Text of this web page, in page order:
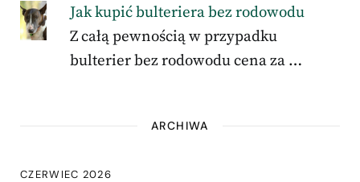
Jak kupić bulteriera bez rodowodu
Z całą pewnością w przypadku
bulterier bez rodowodu cena za …
ARCHIWA
CZERWIEC 2026